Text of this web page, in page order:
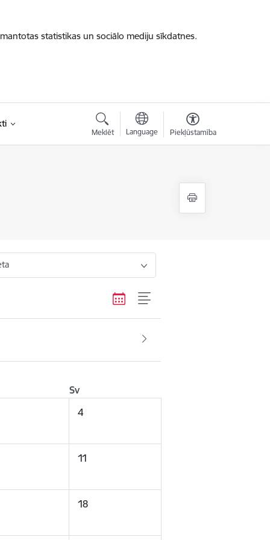
statistikas un sociālo mediju sīkdatnes.
Meklēt Language Piekļūstamība
Sv
4
11
18